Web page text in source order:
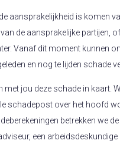
aansprakelijkheid is komen
de aansprakelijke partijen,
Vanaf dit moment kunnen
en nog te lijden schade
jou deze schade in kaart.
schadepost over het hoofd
betrekken we
een arbeidsdeskundige